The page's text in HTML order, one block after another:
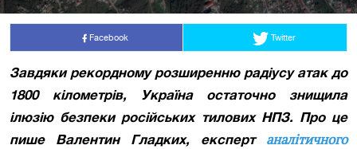
Facebook Twitter
Завдяки рекордному розширенню радіусу атак до
1800 кілометрів, Україна остаточно знищила
ілюзію безпеки російських тилових НПЗ. Про це
пише Валентин Гладких, експерт
аналітичного